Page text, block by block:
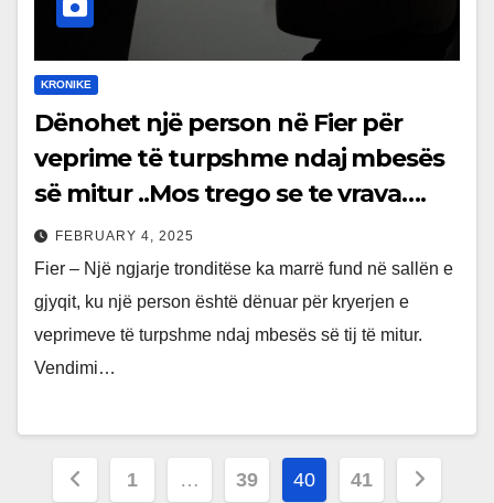
KRONIKE
Dënohet një person në Fier për
veprime të turpshme ndaj mbesës
së mitur ..Mos trego se te vrava….
FEBRUARY 4, 2025
Fier – Një ngjarje tronditëse ka marrë fund në sallën e
gjyqit, ku një person është dënuar për kryerjen e
veprimeve të turpshme ndaj mbesës së tij të mitur.
Vendimi…
Posts
1 … 39 40 41